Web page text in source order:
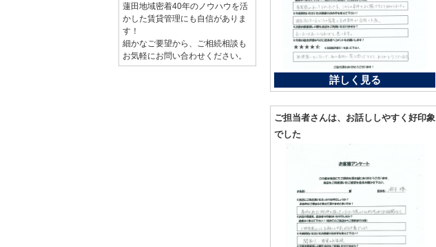
詳しく見る
ご担当者さんは、お話ししやすく好印象
でした
蓮田地域密着40年のノウハウを活
かした賃貸管理にも自信がありま
す！
細かなご要望から、ご相続相談も
お気軽にお問い合わせください。